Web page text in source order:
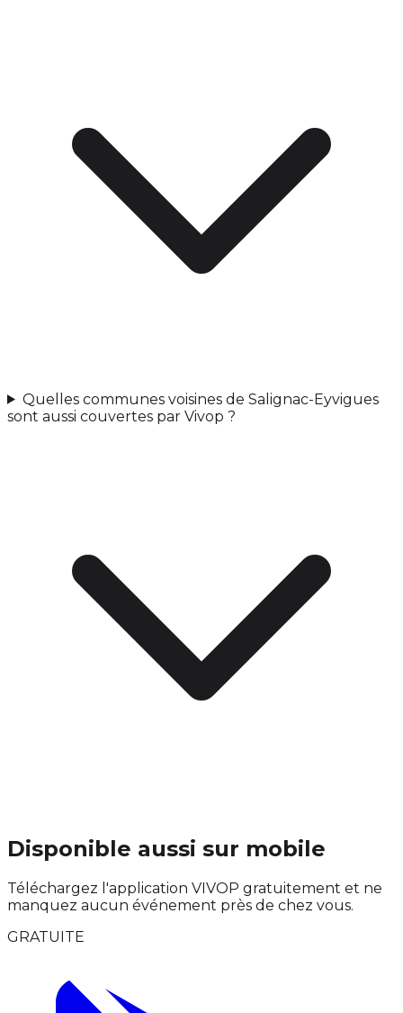
Quelles communes voisines de Salignac-Eyvigues
sont aussi couvertes par Vivop ?
Disponible aussi sur mobile
Téléchargez l'application VIVOP gratuitement et ne
manquez aucun événement près de chez vous.
GRATUITE